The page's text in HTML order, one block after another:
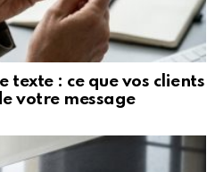
texte : ce que vos clients
votre message